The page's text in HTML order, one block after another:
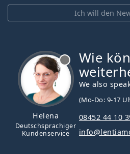
Ich will den
Helena
Deutschsprachiger
Kundenservice
Wie
We also
(Mo-Do: 9-17
08452 44 10